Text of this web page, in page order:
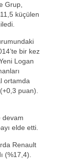
Grup,
küçülen
bir kez
Logan
ortamda
puan).
devam
elde etti.
Renault
(%17,4).